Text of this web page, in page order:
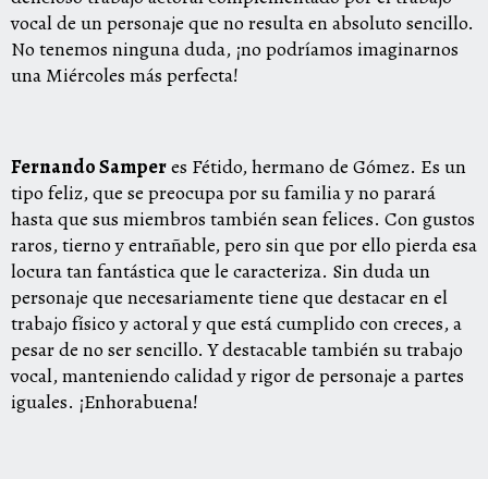
vocal de un personaje que no resulta en absoluto sencillo.
No tenemos ninguna duda, ¡no podríamos imaginarnos
una Miércoles más perfecta!
Fernando Samperes Fétido, hermano de Gómez. Es un
tipo feliz, que se preocupa por su familia y no parará
hasta que sus miembros también sean felices. Con gustos
raros, tierno y entrañable, pero sin que por ello pierda esa
locura tan fantástica que le caracteriza. Sin duda un
personaje que necesariamente tiene que destacar en el
trabajo físico y actoral y que está cumplido con creces, a
pesar de no ser sencillo. Y destacable también su trabajo
vocal, manteniendo calidad y rigor de personaje a partes
iguales. ¡Enhorabuena!